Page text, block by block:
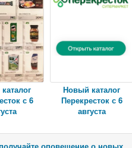
с 6
Новый каталог
Перекресток с 6
августа
оповещение о новых